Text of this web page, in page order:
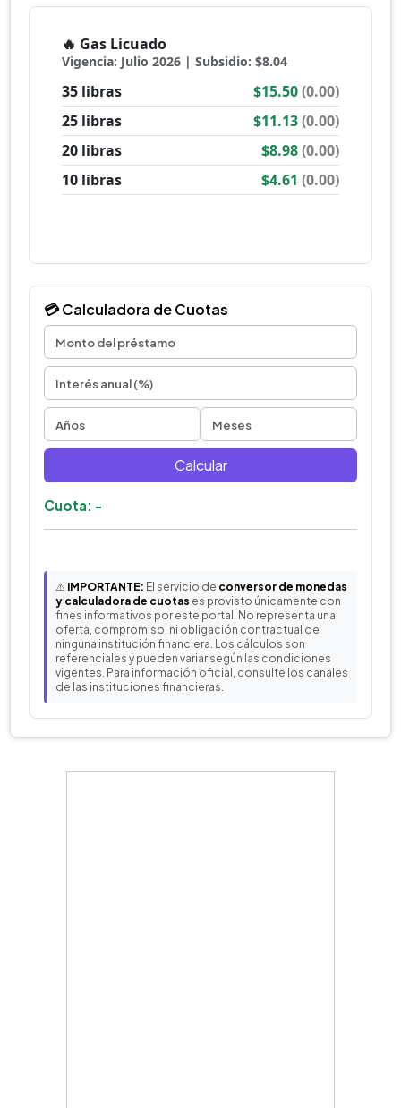
💳 Calculadora de Cuotas
Calcular
Cuota: -
⚠️ IMPORTANTE: El servicio de conversor de monedas
y calculadora de cuotas es provisto únicamente con
fines informativos por este portal. No representa una
oferta, compromiso, ni obligación contractual de
ninguna institución financiera. Los cálculos son
referenciales y pueden variar según las condiciones
vigentes. Para información oficial, consulte los canales
de las instituciones financieras.